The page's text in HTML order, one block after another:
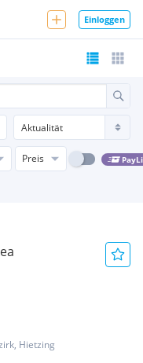
Einloggen
Preis
Hietzing